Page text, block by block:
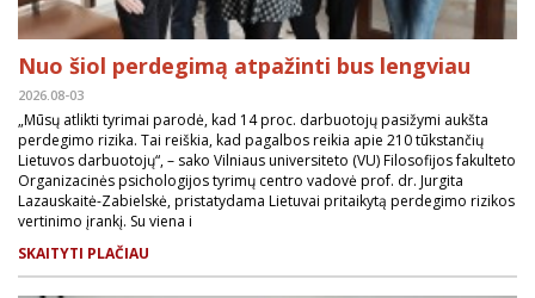
Nuo šiol perdegimą atpažinti bus lengviau
2026.08-03
„Mūsų atlikti tyrimai parodė, kad 14 proc. darbuotojų pasižymi aukšta
perdegimo rizika. Tai reiškia, kad pagalbos reikia apie 210 tūkstančių
Lietuvos darbuotojų“, – sako Vilniaus universiteto (VU) Filosofijos fakulteto
Organizacinės psichologijos tyrimų centro vadovė prof. dr. Jurgita
Lazauskaitė-Zabielskė, pristatydama Lietuvai pritaikytą perdegimo rizikos
vertinimo įrankį. Su viena i
SKAITYTI PLAČIAU